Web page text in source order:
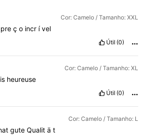
Cor: Camelo / Tamanho: XXL
pre ç o incr ível
Útil (0)
Cor: Camelo / Tamanho: XL
heureuse
Útil (0)
Cor: Camelo / Tamanho: L
gute Qualit ä t